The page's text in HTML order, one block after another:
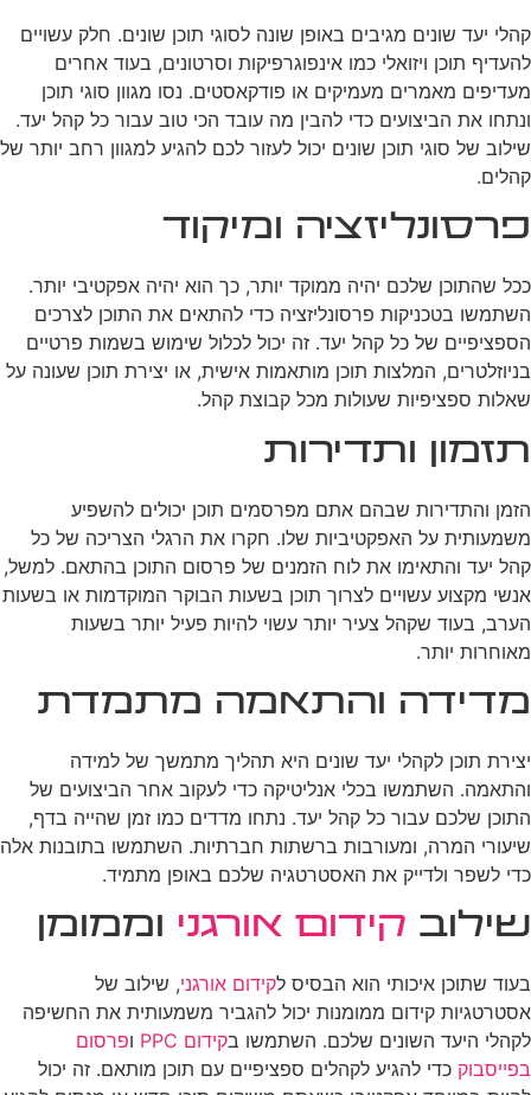
קהלי יעד שונים מגיבים באופן שונה לסוגי תוכן שונים. חלק עשויים
להעדיף תוכן ויזואלי כמו אינפוגרפיקות וסרטונים, בעוד אחרים
מעדיפים מאמרים מעמיקים או פודקאסטים. נסו מגוון סוגי תוכן
ונתחו את הביצועים כדי להבין מה עובד הכי טוב עבור כל קהל יעד.
שילוב של סוגי תוכן שונים יכול לעזור לכם להגיע למגוון רחב יותר של
קהלים.
פרסונליזציה ומיקוד
ככל שהתוכן שלכם יהיה ממוקד יותר, כך הוא יהיה אפקטיבי יותר.
השתמשו בטכניקות פרסונליזציה כדי להתאים את התוכן לצרכים
הספציפיים של כל קהל יעד. זה יכול לכלול שימוש בשמות פרטיים
בניוזלטרים, המלצות תוכן מותאמות אישית, או יצירת תוכן שעונה על
שאלות ספציפיות שעולות מכל קבוצת קהל.
תזמון ותדירות
הזמן והתדירות שבהם אתם מפרסמים תוכן יכולים להשפיע
משמעותית על האפקטיביות שלו. חקרו את הרגלי הצריכה של כל
קהל יעד והתאימו את לוח הזמנים של פרסום התוכן בהתאם. למשל,
אנשי מקצוע עשויים לצרוך תוכן בשעות הבוקר המוקדמות או בשעות
הערב, בעוד שקהל צעיר יותר עשוי להיות פעיל יותר בשעות
מאוחרות יותר.
מדידה והתאמה מתמדת
יצירת תוכן לקהלי יעד שונים היא תהליך מתמשך של למידה
והתאמה. השתמשו בכלי אנליטיקה כדי לעקוב אחר הביצועים של
התוכן שלכם עבור כל קהל יעד. נתחו מדדים כמו זמן שהייה בדף,
שיעורי המרה, ומעורבות ברשתות חברתיות. השתמשו בתובנות אלה
כדי לשפר ולדייק את האסטרטגיה שלכם באופן מתמיד.
שילוב קידום אורגני וממומן
בעוד שתוכן איכותי הוא הבסיס לקידום אורגני, שילוב של
אסטרטגיות קידום ממומנות יכול להגביר משמעותית את החשיפה
לקהלי היעד השונים שלכם. השתמשו בקידום PPC ופרסום
בפייסבוק כדי להגיע לקהלים ספציפיים עם תוכן מותאם. זה יכול